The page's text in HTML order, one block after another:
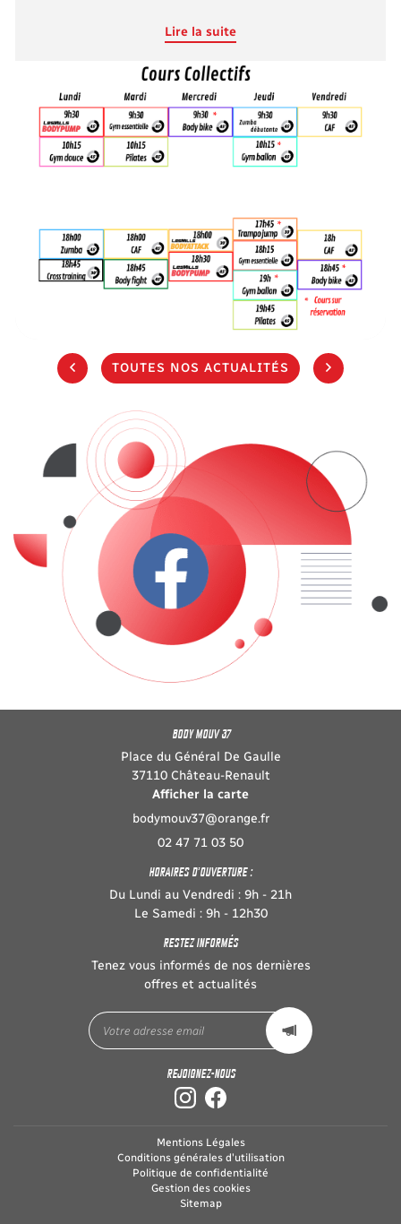
Lire la suite
TOUTES NOS ACTUALITÉS
BODY MOUV 37
Place du Général De Gaulle
37110 Château-Renault
Afficher la carte
02 47 71 03 50
HORAIRES D'OUVERTURE :
Du Lundi au Vendredi : 9h - 21h
Le Samedi : 9h - 12h30
RESTEZ INFORMÉS
Tenez vous informés de nos dernières
offres et actualités
REJOIGNEZ-NOUS
Mentions Légales
Conditions générales d'utilisation
Politique de confidentialité
Gestion des cookies
Sitemap